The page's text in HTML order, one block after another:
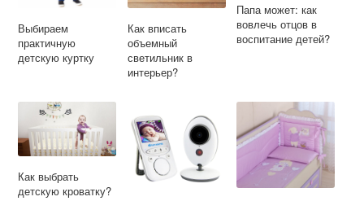
Выбираем
практичную
детскую куртку
Как вписать
объемный
светильник в
интерьер?
Папа может: как
вовлечь отцов в
воспитание детей?
Как выбрать
детскую кроватку?